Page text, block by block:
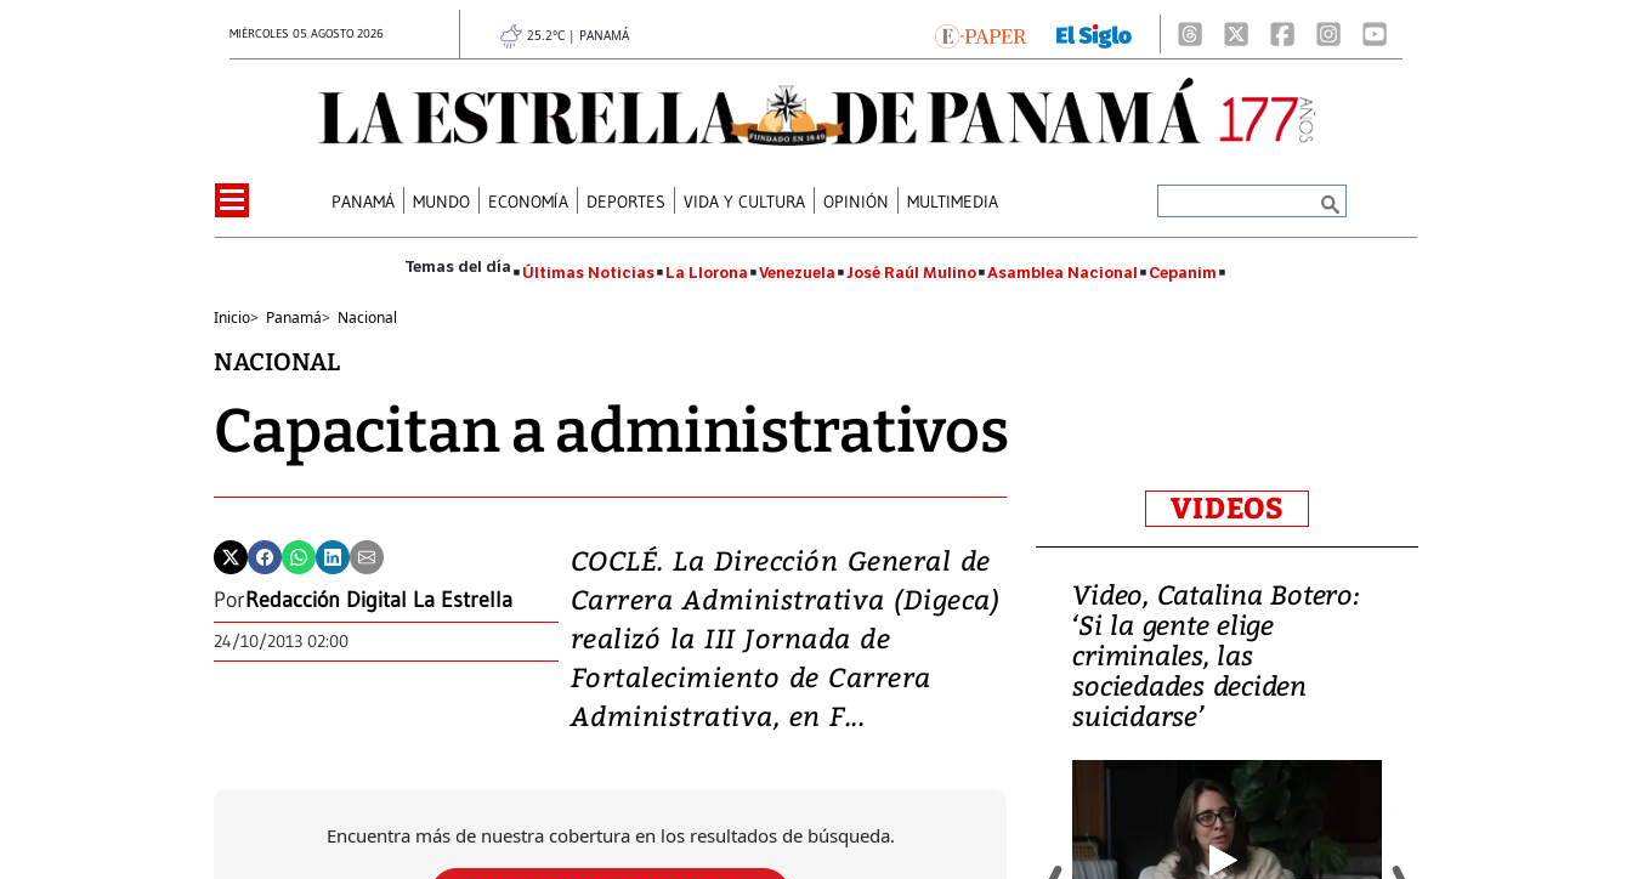
MIÉRCOLES 05 AGOSTO 2026 25.2°C | PANAMÁ
PANAMÁ MUNDO ECONOMÍA DEPORTES VIDA Y CULTURA OPINIÓN MULTIMEDIA
Últimas Noticias La Llorona Venezuela José Raúl Mulino Asamblea Nacional Cepanim
Inicio> Panamá> Nacional
NACIONAL
Capacitan a administrativos
PorRedacción Digital La Estrella
24/10/2013 02:00
COCLÉ. La Dirección General de
Carrera Administrativa (Digeca)
realizó la III Jornada de
Fortalecimiento de Carrera
Administrativa, en F...
Encuentra más de nuestra cobertura en los resultados de búsqueda.
VIDEOS
Video, Japón: Terremoto
deja heridos y graves
daños en Kumamoto
Video, Catalina Botero:
‘Si la gente elige
criminales, las
sociedades deciden
suicidarse’